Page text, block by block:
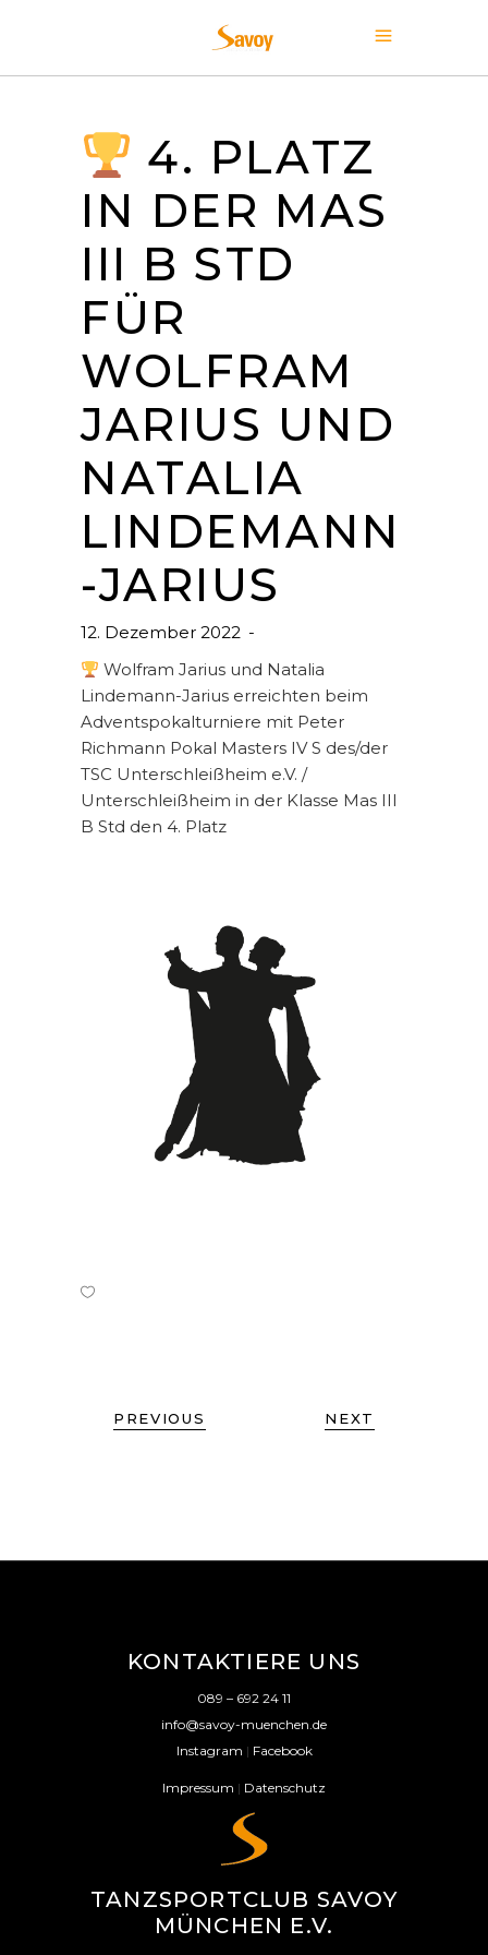
4. PLATZ
IN DER MAS
III B STD
FÜR
WOLFRAM
JARIUS UND
NATALIA
LINDEMANN
-JARIUS
12. Dezember 2022
Wolfram Jarius und Natalia
Lindemann-Jarius erreichten beim
Adventspokalturniere mit Peter
Richmann Pokal Masters IV S des/der
TSC Unterschleißheim e.V. /
Unterschleißheim in der Klasse Mas III
B Std den 4. Platz
PREVIOUS NEXT
KONTAKTIERE UNS
089 – 692 24 11
info@savoy-muenchen.de
Instagram | Facebook
Impressum | Datenschutz
TANZSPORTCLUB SAVOY
MÜNCHEN E.V.